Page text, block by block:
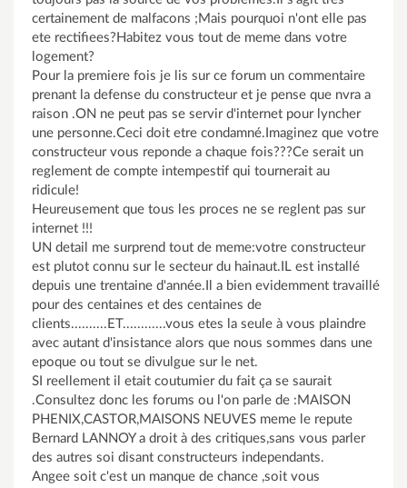
certainement de malfacons ;Mais pourquoi n'ont elle pas
ete rectifiees?Habitez vous tout de meme dans votre
logement?
Pour la premiere fois je lis sur ce forum un commentaire
prenant la defense du constructeur et je pense que nvra a
raison .ON ne peut pas se servir d'internet pour lyncher
une personne.Ceci doit etre condamné.Imaginez que votre
constructeur vous reponde a chaque fois???Ce serait un
reglement de compte intempestif qui tournerait au
ridicule!
Heureusement que tous les proces ne se reglent pas sur
internet !!!
UN detail me surprend tout de meme:votre constructeur
est plutot connu sur le secteur du hainaut.IL est installé
depuis une trentaine d'année.Il a bien evidemment travaillé
pour des centaines et des centaines de
clients..........ET............vous etes la seule à vous plaindre
avec autant d'insistance alors que nous sommes dans une
epoque ou tout se divulgue sur le net.
SI reellement il etait coutumier du fait ça se saurait
.Consultez donc les forums ou l'on parle de :MAISON
PHENIX,CASTOR,MAISONS NEUVES meme le repute
Bernard LANNOY a droit à des critiques,sans vous parler
des autres soi disant constructeurs independants.
Angee soit c'est un manque de chance ,soit vous